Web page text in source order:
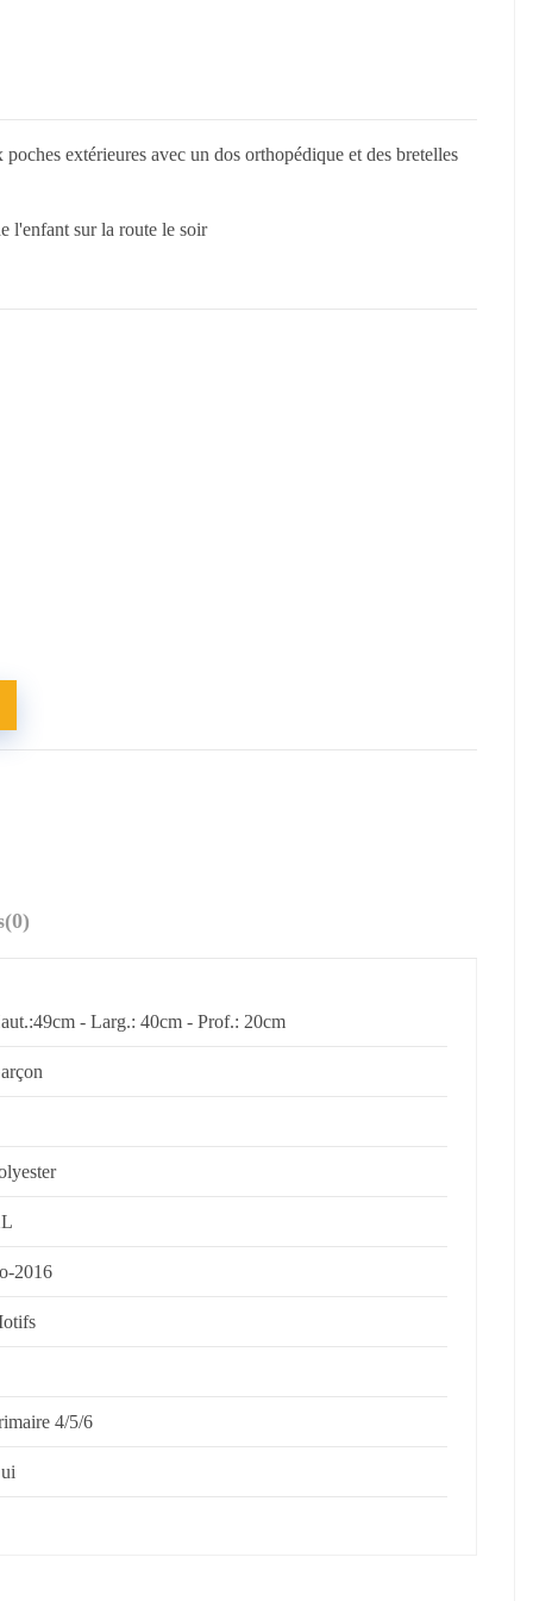
extérieures avec un dos orthopédique et des bretelles
l'enfant sur la route le soir
(0)
- Larg.: 40cm - Prof.: 20cm
2016
4/5/6